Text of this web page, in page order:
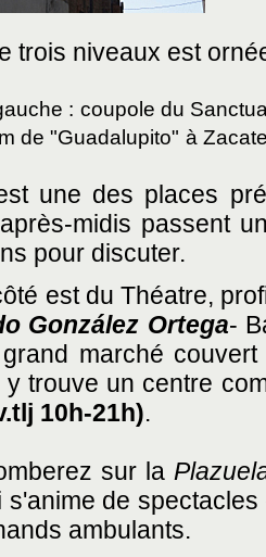
trois niveaux est
: coupole du
de "Guadalupito" à
une des places
midis passent
pour discuter.
est du Théatre,
González Ortega-
marché
y trouve un centre
10h-21h).
sur la
s'anime de
ambulants.